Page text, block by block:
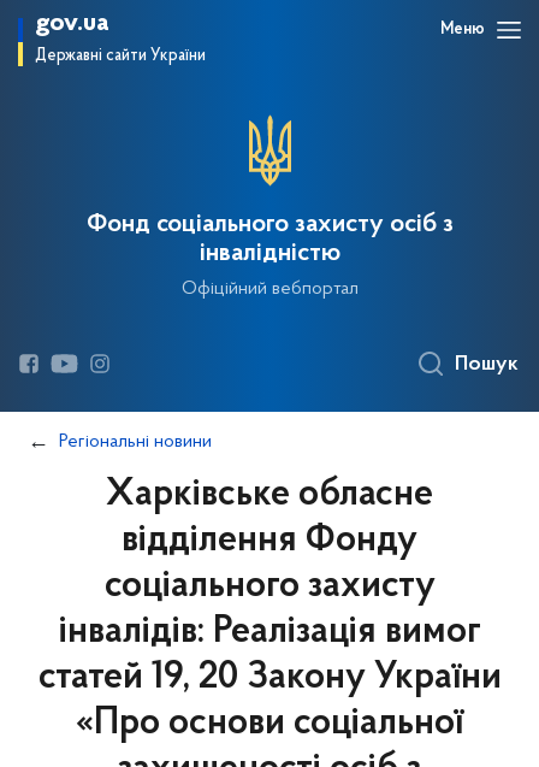
gov.ua
Державні сайти України
Меню
Фонд соціального захисту осіб з
інвалідністю
Офіційний вебпортал
Пошук
Регіональні новини
Харківське обласне
відділення Фонду
соціального захисту
інвалідів: Реалізація вимог
статей 19, 20 Закону України
«Про основи соціальної